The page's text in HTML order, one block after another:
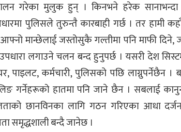
गरेका मुलुक हुन् । किनभने हरेक सानाभन्दा
पुलिसले तुरुन्तै कारबाही गर्छ । तर हामी
आफ्नो मान्छेलाई जस्तोसुकै गल्तीमा पनि माफी
उपधारा लगाउने चलन बन्द हुनुपर्छ । यसरी देश
पाइलट, कर्मचारी, पुलिसको पछि लाग्नुपर्नेछैन ।
गर्नेहरूको हातमा पनि जाने छैन । सबलाई
छानविनका लागि गठन गरिएका आधा
समृद्धशाली बन्दै जानेछ ।